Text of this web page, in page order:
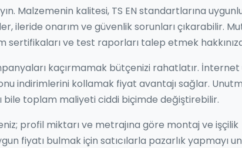
Malzemenin kalitesi, TS EN standartlarına
ileride onarım ve güvenlik sorunları çıkarabilir.
sertifikaları ve test raporları talep etmek
kaçırmamak bütçenizi rahatlatır.
indirimlerini kollamak fiyat avantajı sağlar.
toplam maliyeti ciddi biçimde değiştirebilir.
profil miktarı ve metrajına göre montaj ve işçilik
fiyatı bulmak için satıcılarla pazarlık yapmayı